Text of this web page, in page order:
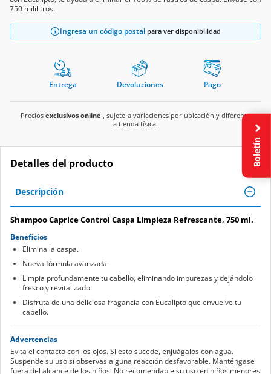
750 mililitros.
Ingresa un código postal para ver disponibilidad
Entrega Devoluciones Pago
Precios exclusivos online , sujeto a variaciones por ubicación y diferente
a tienda física.
Detalles del producto
Descripción
Shampoo Caprice Control Caspa Limpieza Refrescante, 750 ml.
Beneficios
Elimina la caspa.
Nueva fórmula avanzada.
Limpia profundamente tu cabello, eliminando impurezas y dejándolo
fresco y revitalizado.
Disfruta de una deliciosa fragancia con Eucalipto que envuelve tu
cabello.
Advertencias
Evita el contacto con los ojos. Si esto sucede, enjuágalos con agua.
Suspende su uso si observas alguna reacción desfavorable. Manténgase
fuera del alcance de los niños. No recomendable su uso en niños menores
Boletín